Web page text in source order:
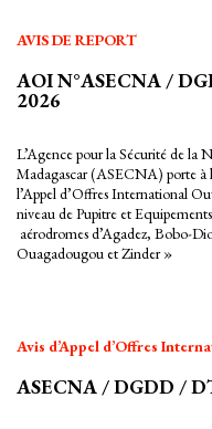
AVIS DE REPORT
AOI N°ASECNA /
2026
L’Agence pour la Sécurité de la
Madagascar (ASECNA) porte à
l’Appel d’Offres International
niveau de Pupitre et
aérodromes d’Agadez, Bobo-
Ouagadougou et Zinder »
Avis d’Appel d’Offres
ASECNA / DGDD /